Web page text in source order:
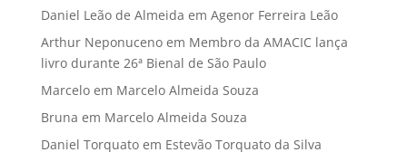
Daniel Leão de Almeida em Agenor Ferreira Leão
Arthur Neponucenoem Membro da AMACIC lança
livro durante 26ª Bienal de São Paulo
Marceloem Marcelo Almeida Souza
Bruna em Marcelo Almeida Souza
Daniel Torquatoem Estevão Torquato da Silva